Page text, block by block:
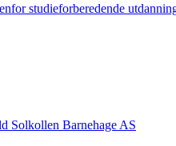
studieforberedende
Solkollen Barnehage AS